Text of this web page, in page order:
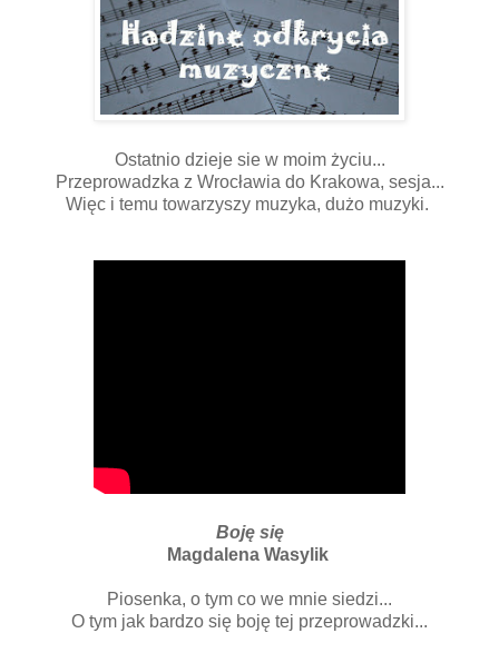
Ostatnio dzieje sie w moim życiu...
Przeprowadzka z Wrocławia do Krakowa, sesja...
Więc i temu towarzyszy muzyka, dużo muzyki.
Boję się
Magdalena Wasylik
Piosenka, o tym co we mnie siedzi...
O tym jak bardzo się boję tej przeprowadzki...